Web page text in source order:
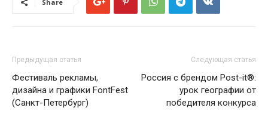
Share
Предыдущая статья
Фестиваль рекламы,
дизайна и графики FontFest
(Санкт-Петербург)
Следующая статья
Россия с брендом Post-it®:
урок географии от
победителя конкурса